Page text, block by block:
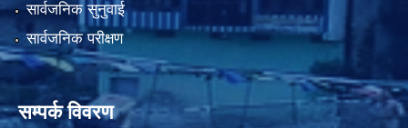
सार्वजनिक सुनुवाई
सार्वजनिक परीक्षण
सम्पर्क विवरण